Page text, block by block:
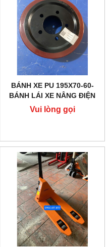
BÁNH XE PU 195X70-60-
BÁNH LÁI XE NÂNG ĐIỆN
XILIN CBD15W, CBD15A...
Vui lòng gọi